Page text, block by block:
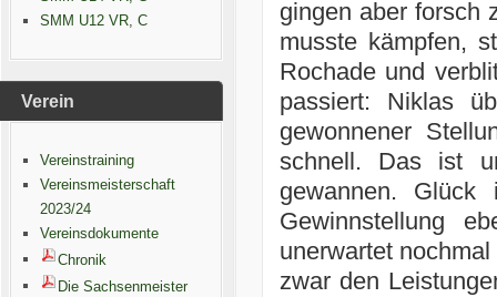
SMM U12 VR, C
Verein
Vereinstraining
Vereinsmeisterschaft
2023/24
Vereinsdokumente
Chronik
Die Sachsenmeister
gingen aber forsch
musste kämpfen,
Rochade und
passiert: Niklas
gewonnener
schnell. Das ist
gewannen. Glück
Gewinnstellung
unerwartet
zwar den